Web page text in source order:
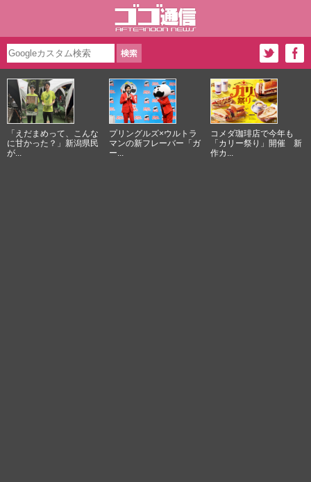
「えだまめって、こんな
に甘かった？」新潟県民
が...
プリングルズ×ウルトラ
マンの新フレーバー「ガ
ー...
コメダ珈琲店で今年も
「カリー祭り」開催 新
作カ...